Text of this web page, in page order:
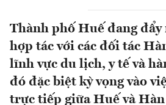
Thành phố Huế đang đẩy
hợp tác với các đối tác
lĩnh vực du lịch, y tế và
đó đặc biệt kỳ vọng vào
trực tiếp giữa Huế và